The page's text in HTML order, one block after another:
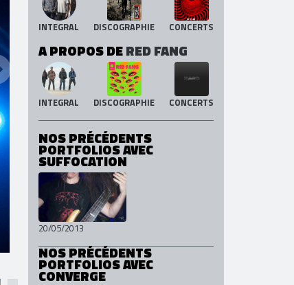
A PROPOS DECONVERGE
INTEGRAL DISCOGRAPHIE
A PROPOS DERED FANG
INTEGRAL DISCOGRAPHIE
NOS PRÉCÉDENTS
PORTFOLIOS AVEC
SUFFOCATION
20/05/2013